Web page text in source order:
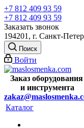
+7 812 409 93 59
+7 812 409 93 59
Заказать звонок
194201, г. Санкт-
Поиск
Войти
Заказ оборудования
и инструмента
Каталог